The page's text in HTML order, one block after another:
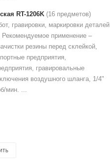
RT-1206K (16 предметов)
гравировки, маркировки деталей
применение –
резины перед склейкой,
предприятия,
гравировальные
воздушного шланга, 1/4"
мин. ...